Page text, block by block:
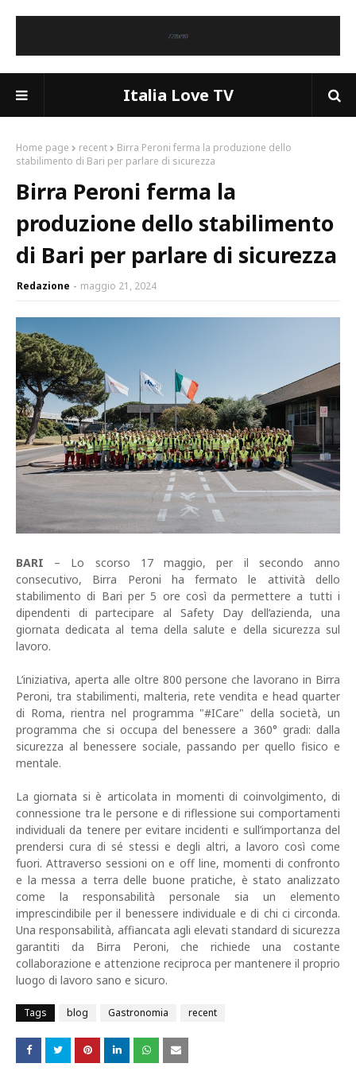
Italia Love TV
Home page recent
Birra Peroni ferma la produzione dello
stabilimento di Bari per parlare di sicurezza
Birra Peroni ferma la
produzione dello stabilimento
di Bari per parlare di sicurezza
Redazione maggio 21, 2024
BARI – Lo scorso 17 maggio, per il secondo anno
consecutivo, Birra Peroni ha fermato le attività dello
stabilimento di Bari per 5 ore così da permettere a tutti i
dipendenti di partecipare al Safety Day dell’azienda, una
giornata dedicata al tema della salute e della sicurezza sul
lavoro.
L’iniziativa, aperta alle oltre 800 persone che lavorano in Birra
Peroni, tra stabilimenti, malteria, rete vendita e head quarter
di Roma, rientra nel programma "#ICare" della società, un
programma che si occupa del benessere a 360° gradi: dalla
sicurezza al benessere sociale, passando per quello fisico e
mentale.
La giornata si è articolata in momenti di coinvolgimento, di
connessione tra le persone e di riflessione sui comportamenti
individuali da tenere per evitare incidenti e sull’importanza del
prendersi cura di sé stessi e degli altri, a lavoro così come
fuori. Attraverso sessioni on e off line, momenti di confronto
e la messa a terra delle buone pratiche, è stato analizzato
come la responsabilità personale sia un elemento
imprescindibile per il benessere individuale e di chi ci circonda.
Una responsabilità, affiancata agli elevati standard di sicurezza
garantiti da Birra Peroni, che richiede una costante
collaborazione e attenzione reciproca per mantenere il proprio
luogo di lavoro sano e sicuro.
Tags blog Gastronomia recent